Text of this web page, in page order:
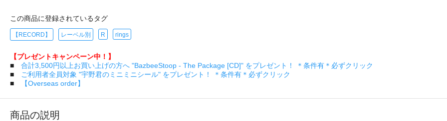
この商品に登録されているタグ
【RECORD】 レーベル別 R rings
【プレゼントキャンペーン中！】
■ 合計3,500円以上お買い上げの方へ "BazbeeStoop - The Package [CD]" をプレゼント！ ＊条件有＊必ずクリック
■
ご利用者全員対象 "宇野君のミニミニシール" をプレゼント！ ＊条件有＊必ずクリック
■
【Overseas order】
商品の説明